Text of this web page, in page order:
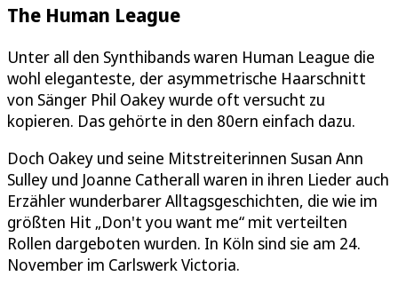
The Human League
Unter all den Synthibands waren Human League die
wohl eleganteste, der asymmetrische Haarschnitt
von Sänger Phil Oakey wurde oft versucht zu
kopieren. Das gehörte in den 80ern einfach dazu.
Doch Oakey und seine Mitstreiterinnen Susan Ann
Sulley und Joanne Catherall waren in ihren Lieder auch
Erzähler wunderbarer Alltagsgeschichten, die wie im
größten Hit „Don't you want me“ mit verteilten
Rollen dargeboten wurden. In Köln sind sie am 24.
November im Carlswerk Victoria.